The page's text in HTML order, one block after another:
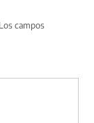
Los campos